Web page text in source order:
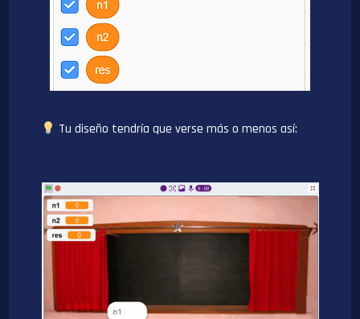
Tu diseño tendría que verse más o menos así: